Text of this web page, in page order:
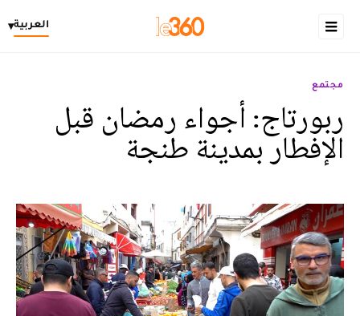
العربية▾
مجتمع
ربورتاج: أجواء رمضان قبل
الإفطار بمدينة طنجة